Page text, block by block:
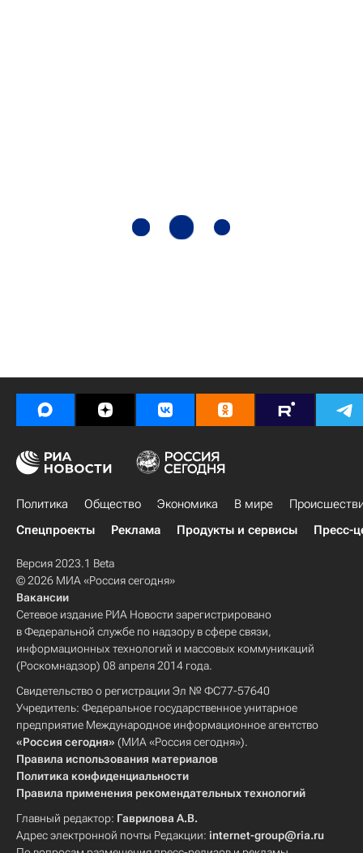
Политика Общество Экономика В мире
Спецпроекты
Реклама Продукты и сервисы Пресс-
Версия 2023.1 Beta
© 2026 МИА «Россия сегодня»
Вакансии
Сетевое издание РИА Новости зарегистрировано
в Федеральной службе по надзору в сфере связи,
информационных технологий и массовых коммуникаций
(Роскомнадзор) 08 апреля 2014 года.
Свидетельство о регистрации Эл № ФС77-57640
Учредитель: Федеральное государственное унитарное
предприятие Международное информационное агентство
«Россия сегодня» (МИА «Россия сегодня»).
Правила использования материалов
Политика конфиденциальности
Правила применения рекомендательных технологий
Главный редактор: Гаврилова А.В.
Адрес электронной почты Редакции: internet-group@ria.ru